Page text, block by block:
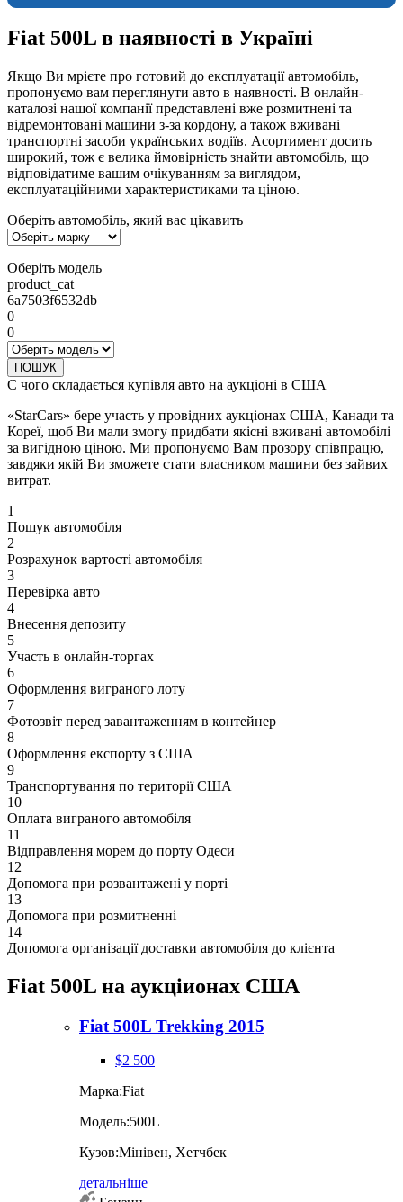
Fiat 500L в наявності в Україні
Якщо Ви мрієте про готовий до експлуатації автомобіль,
пропонуємо вам переглянути авто в наявності. В онлайн-
каталозі нашої компанії представлені вже розмитнені та
відремонтовані машини з-за кордону, а також вживані
транспортні засоби українських водіїв. Асортимент досить
широкий, тож є велика ймовірність знайти автомобіль, що
відповідатиме вашим очікуванням за виглядом,
експлуатаційними характеристиками та ціною.
Оберіть автомобіль, який вас цікавить
Оберіть модель
product_cat
6a7503f6532db
0
0
ПОШУК
С чого складається купівля авто на аукціоні в США
«StarCars» бере участь у провідних аукціонах США, Канади та
Кореї, щоб Ви мали змогу придбати якісні вживані автомобілі
за вигідною ціною. Ми пропонуємо Вам прозору співпрацю,
завдяки якій Ви зможете стати власником машини без зайвих
витрат.
1
Пошук автомобіля
2
Розрахунок вартості автомобіля
3
Перевірка авто
4
Внесення депозиту
5
Участь в онлайн-торгах
6
Оформлення виграного лоту
7
Фотозвіт перед завантаженням в контейнер
8
Оформлення експорту з США
9
Транспортування по території США
10
Оплата виграного автомобіля
11
Відправлення морем до порту Одеси
12
Допомога при розвантажені у порті
13
Допомога при розмитненні
14
Допомога організації доставки автомобіля до клієнта
Fiat 500L на аукціионах США
Fiat 500L Trekking 2015
$2 500
Марка:Fiat
Модель:500L
Кузов:Мінівен, Хетчбек
детальніше